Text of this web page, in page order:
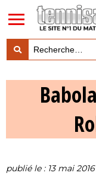
LES
LES
publié le : 13 mai 2016